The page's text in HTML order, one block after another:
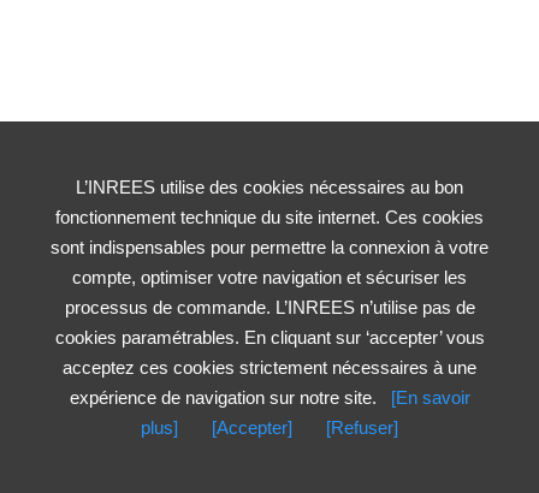
L’INREES utilise des cookies nécessaires au bon
fonctionnement technique du site internet. Ces cookies
sont indispensables pour permettre la connexion à votre
compte, optimiser votre navigation et sécuriser les
processus de commande. L’INREES n’utilise pas de
cookies paramétrables. En cliquant sur ‘accepter’ vous
acceptez ces cookies strictement nécessaires à une
expérience de navigation sur notre site.
[En savoir
plus]
[Accepter] [Refuser]